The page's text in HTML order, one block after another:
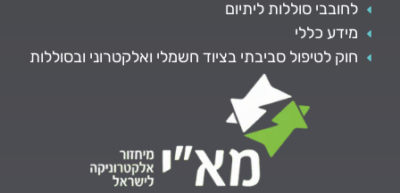
לחובבי סוללות ליתיום
מידע כללי
חוק לטיפול סביבתי בציוד חשמלי ואלקטרוני ובסוללות